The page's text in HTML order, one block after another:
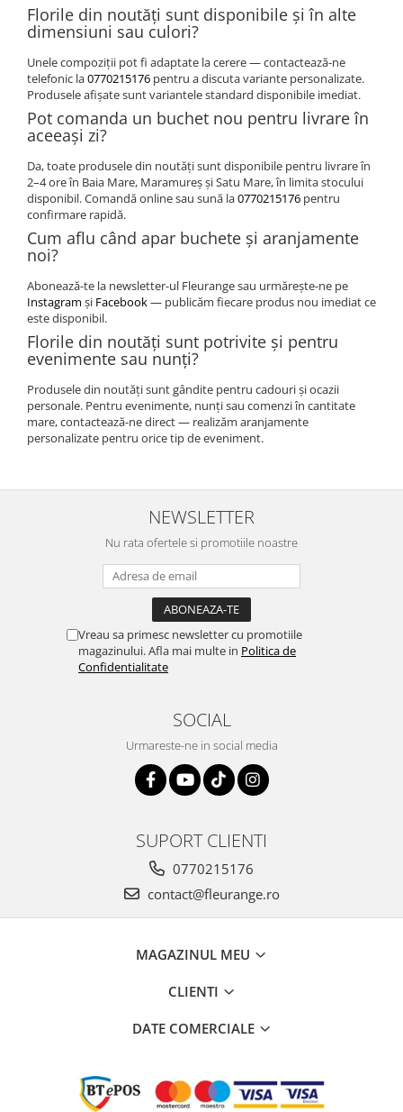
Florile din noutăți sunt disponibile și în alte
dimensiuni sau culori?
Unele compoziții pot fi adaptate la cerere — contactează-ne
telefonic la0770215176 pentru a discuta variante personalizate.
Produsele afișate sunt variantele standard disponibile imediat.
Pot comanda un buchet nou pentru livrare în
aceeași zi?
Da, toate produsele din noutăți sunt disponibile pentru livrare în
2–4 ore în Baia Mare, Maramureș și Satu Mare, în limita stocului
disponibil. Comandă online sau sună la0770215176 pentru
confirmare rapidă.
Cum aflu când apar buchete și aranjamente
noi?
Abonează-te la newsletter-ul Fleurange sau urmărește-ne pe
Instagram și Facebook— publicăm fiecare produs nou imediat ce
este disponibil.
Florile din noutăți sunt potrivite și pentru
evenimente sau nunți?
Produsele din noutăți sunt gândite pentru cadouri și ocazii
personale. Pentru evenimente, nunți sau comenzi în cantitate
mare, contactează-ne direct — realizăm aranjamente
personalizate pentru orice tip de eveniment.
NEWSLETTER
Nu rata ofertele si promotiile noastre
Vreau sa primesc newsletter cu promotiile
magazinului. Afla mai multe in Politica de
Confidentialitate
SOCIAL
Urmareste-ne in social media
SUPORT CLIENTI
0770215176
contact@fleurange.ro
MAGAZINUL MEU
CLIENTI
DATE COMERCIALE